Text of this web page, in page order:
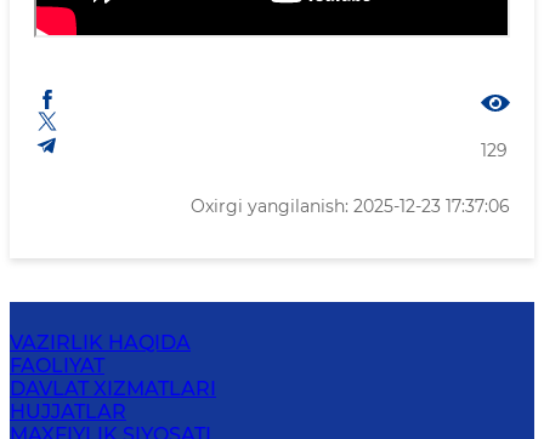
129
Oxirgi yangilanish: 2025-12-23 17:37:06
VAZIRLIK HAQIDA
FAOLIYAT
DAVLAT XIZMATLARI
HUJJATLAR